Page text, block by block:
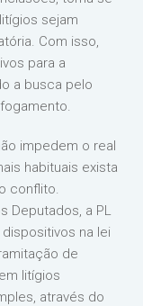
sejam
Com isso,
para a
a busca pelo
impedem o real
habituais exista
conflito.
Deputados, a PL
na lei
de
litígios
através do